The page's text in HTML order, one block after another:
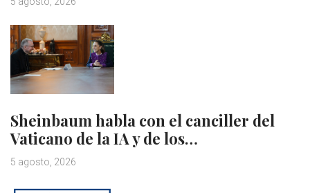
Sheinbaum habla con el canciller del
Vaticano de la IA y de los…
5 agosto, 2026